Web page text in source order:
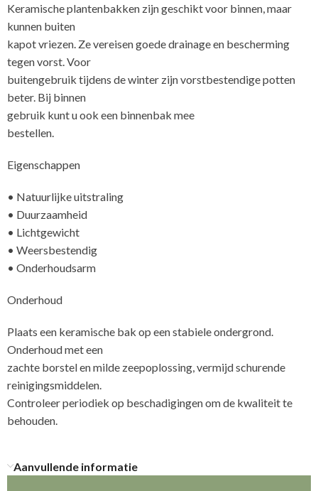
Keramische plantenbakken zijn geschikt voor binnen, maar
kunnen buiten
kapot vriezen. Ze vereisen goede drainage en bescherming
tegen vorst. Voor
buitengebruik tijdens de winter zijn vorstbestendige potten
beter. Bij binnen
gebruik kunt u ook een binnenbak mee
Eigenschappen
• Natuurlijke uitstraling
• Duurzaamheid
• Lichtgewicht
• Weersbestendig
• Onderhoudsarm
Onderhoud
Plaats een keramische bak op een stabiele ondergrond.
Onderhoud met een
zachte borstel en milde zeepoplossing, vermijd schurende
reinigingsmiddelen.
Controleer periodiek op beschadigingen om de kwaliteit te
Aanvullende informatie